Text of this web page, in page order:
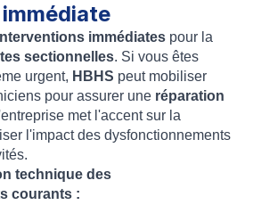
immédiates pour la
sectionnelles. Si vous êtes
urgent, HBHS peut mobiliser
pour assurer une réparation
met l'accent sur la
l'impact des dysfonctionnements
technique des
courants :